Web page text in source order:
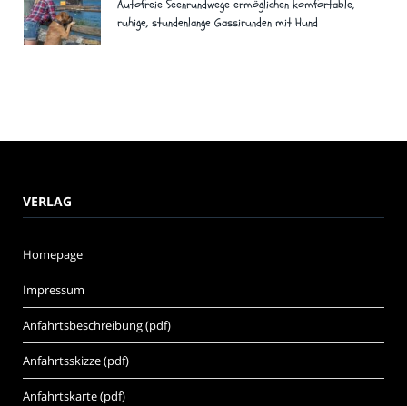
Autofreie Seenrundwege ermöglichen komfortable,
ruhige, stundenlange Gassirunden mit Hund
VERLAG
Homepage
Impressum
Anfahrtsbeschreibung (pdf)
Anfahrtsskizze (pdf)
Anfahrtskarte (pdf)